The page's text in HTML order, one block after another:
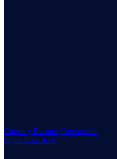
Cursos y Eventos Convención
Signo Educativo